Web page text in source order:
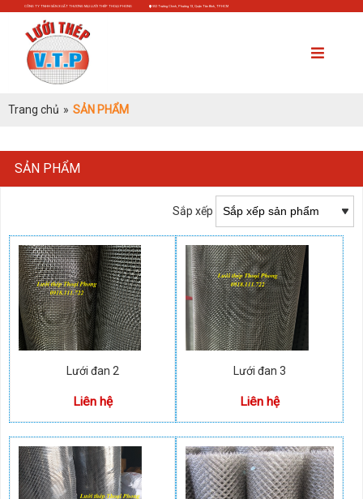
CÔNG TY TNHH SẢN XUẤT THƯƠNG MẠI LƯỚI THÉP THOẠI PHONG 552 Trường Chinh, Phường 13, Quận Tân Bình, TP.HCM
Trang chủ » SẢN PHẨM
SẢN PHẨM
Sắp xếp
Lưới đan 2
Liên hệ
Lưới đan 3
Liên hệ